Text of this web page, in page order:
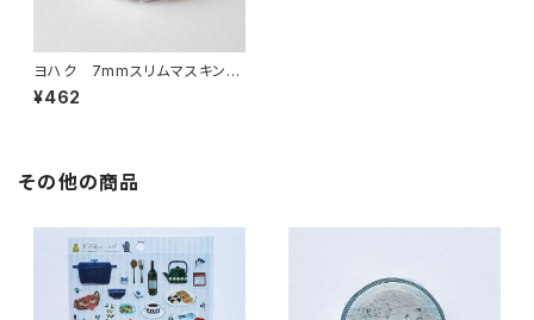
ヨハク 7mmスリムマスキング
テープ アジサイ L-006
¥462
その他の商品